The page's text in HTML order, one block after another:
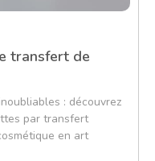
transfert de
: découvrez
par transfert
en art